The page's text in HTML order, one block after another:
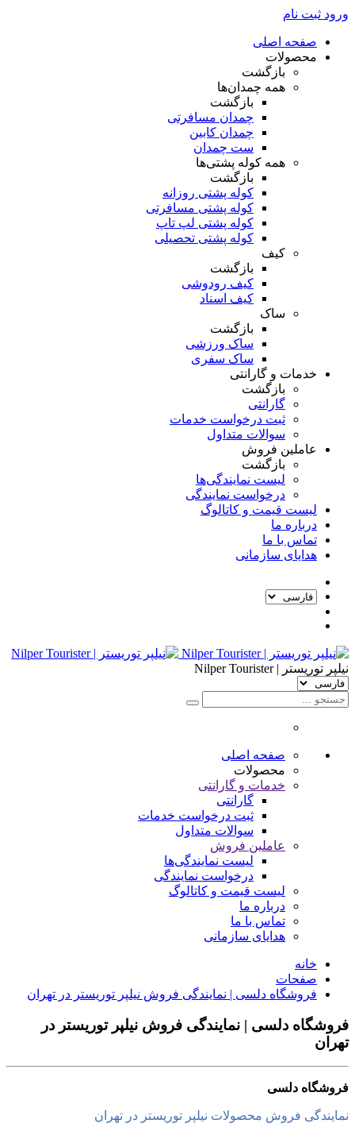
ورود ثبت نام
صفحه اصلی
محصولات
بازگشت
همه چمدان‌ها
بازگشت
چمدان مسافرتی
چمدان کابین
ست چمدان
همه کوله پشتی‌ها
بازگشت
کوله پشتی روزانه
کوله پشتی مسافرتی
کوله پشتی لپ تاپ
کوله پشتی تحصیلی
کیف
بازگشت
کیف رودوشی
کیف اسناد
ساک
بازگشت
ساک ورزشی
ساک سفری
خدمات و گارانتی
بازگشت
گارانتی
ثبت درخواست خدمات
سوالات متداول
عاملین فروش
بازگشت
لیست نمایندگی‌ها
درخواست نمایندگی
لیست قیمت و کاتالوگ
درباره ما
تماس با ما
هدایای سازمانی
نیلپر توریستر | Nilper Tourister
صفحه اصلی
محصولات
خدمات و گارانتی
گارانتی
ثبت درخواست خدمات
سوالات متداول
عاملین فروش
لیست نمایندگی‌ها
درخواست نمایندگی
لیست قیمت و کاتالوگ
درباره ما
تماس با ما
هدایای سازمانی
خانه
صفحات
فروشگاه دلسی | نمایندگی فروش نیلپر توریستر در تهران
فروشگاه دلسی | نمایندگی فروش نیلپر توریستر در
تهران
فروشگاه دلسی
نمایندگی فروش محصولات نیلپر توریستر در تهران